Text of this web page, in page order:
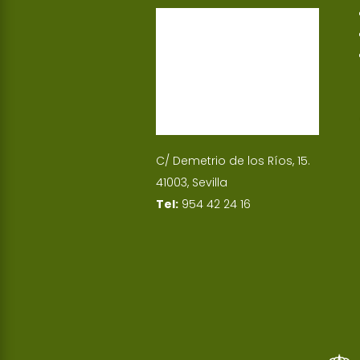
C/ Demetrio de los Ríos, 15.
41003, Sevilla
Tel: 954 42 24 16